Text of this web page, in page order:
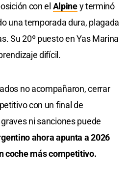
con el Alpiney terminó
una temporada dura, plagada
Su 20º puesto en Yas Marina
difícil.
no acompañaron, cerrar
con un final de
ni sanciones puede
ahora apunta a 2026
coche más competitivo.